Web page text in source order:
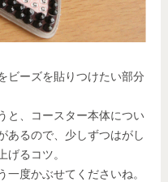
ビーズを貼りつけたい部分
と、コースター本体につい
あるので、少しずつはがし
るコツ。
度かぶせてくださいね。